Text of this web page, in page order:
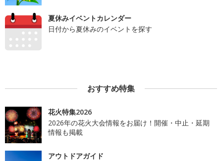
夏休みイベントカレンダー
日付から夏休みのイベントを探す
おすすめ特集
花火特集2026
2026年の花火大会情報をお届け！開催・中止・延期
情報も掲載
アウトドアガイド